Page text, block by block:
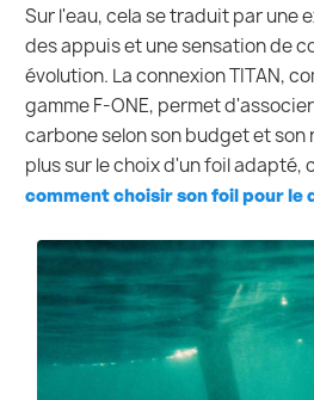
Sur l'eau, cela se traduit par une
des appuis et une sensation de
évolution. La connexion TITAN,
gamme F-ONE, permet
carbone selon son budget et son
plus sur le choix d'un foil adapté,
comment choisir son foil pour le